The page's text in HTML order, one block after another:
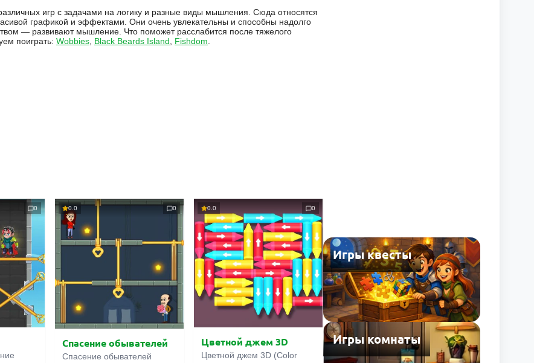
игр с задачами на логику и разные виды мышления. Сюда относятся
графикой и эффектами. Они очень увлекательны и способны надолго
— развивают мышление. Что поможет расслабится после тяжелого
поиграть: Wobbies Black Beards Island Fishdom
0 0.0 0
Спасение обывателей
Спасение обывателей
0.0 0
Цветной джем 3D
Цветной джем 3D (Color
Игры квесты
Игры комнаты